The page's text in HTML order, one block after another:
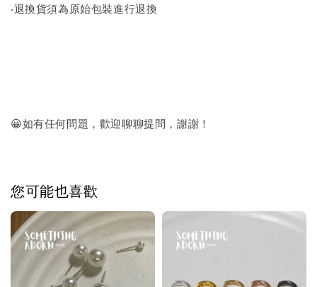
‧退換貨須為原始包裝進行退換
😀如有任何問題，歡迎聊聊提問，謝謝！
您可能也喜歡